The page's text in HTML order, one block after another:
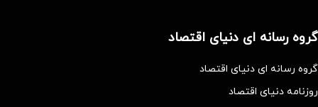
گروه رسانه ای دنیای اقتصاد
گروه رسانه ای دنیای اقتصاد
روزنامه دنیای اقتصاد